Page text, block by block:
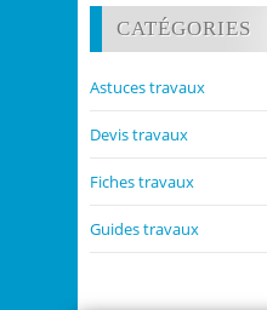
CATÉGORIES
Astuces travaux
Devis travaux
Fiches travaux
Guides travaux